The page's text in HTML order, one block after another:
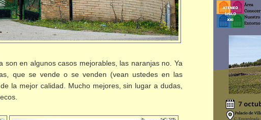
en algunos casos mejorables, las naranjas no. Ya
que se vende o se venden (vean ustedes en las
la mejor calidad. Mucho mejores, sin lugar a dudas,